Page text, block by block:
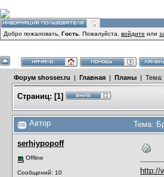
Добро пожаловать, Гость . Пожалуйста, войдите или
Форум shosser.ru | Главная | Планы | Тема:
Страниц: [1]
Автор Тема:
serhiypopoff
Offline
Сообщений: 10 http://